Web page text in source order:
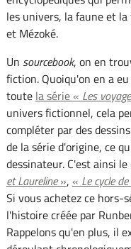
les univers, la faune et
et Mézoké.
Un sourcebook, on en
fiction. Quoiqu'on en a
toute la série « Les
univers fictionnel, cela
compléter par des
de la série d'origine, ce
dessinateur. C'est ainsi
et Laureline», « Le cycle
Si vous achetez ce hors-
l'histoire créée par
Rappelons qu'en plus, il